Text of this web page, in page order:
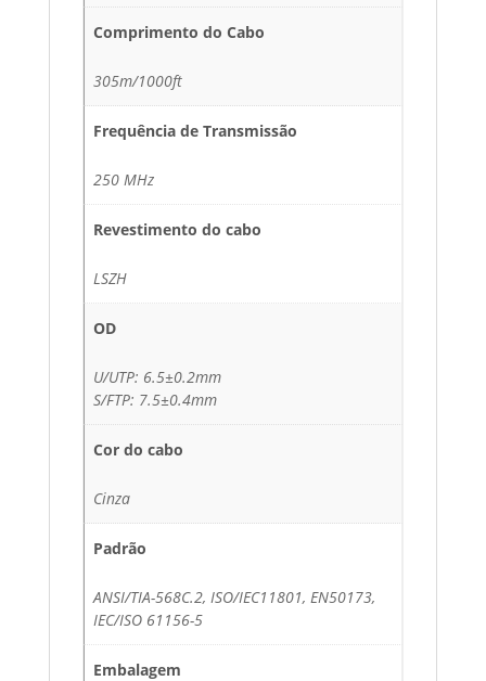
Comprimento do Cabo
305m/1000ft
Frequência de Transmissão
250 MHz
Revestimento do cabo
LSZH
OD
U/UTP: 6.5±0.2mm
S/FTP: 7.5±0.4mm
Cor do cabo
Cinza
Padrão
ANSI/TIA-568C.2, ISO/IEC11801, EN50173,
IEC/ISO 61156-5
Embalagem